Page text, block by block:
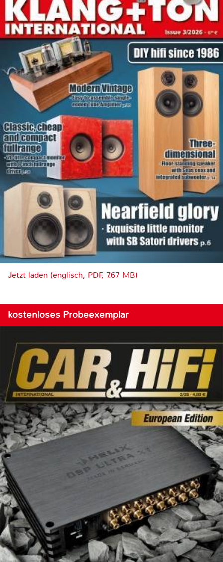
Jetzt laden (englisch, PDF, 7.67 MB)
kostenloses Probeexemplar